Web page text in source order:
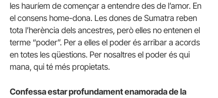
les hauríem de començar a entendre des de l’amor. En
el consens home-dona. Les dones de Sumatra reben
tota l’herència dels ancestres, però elles no entenen el
terme “poder”. Per a elles el poder és arribar a acords
en totes les qüestions. Per nosaltres el poder és qui
mana, qui té més propietats.
Confessa estar profundament enamorada de la